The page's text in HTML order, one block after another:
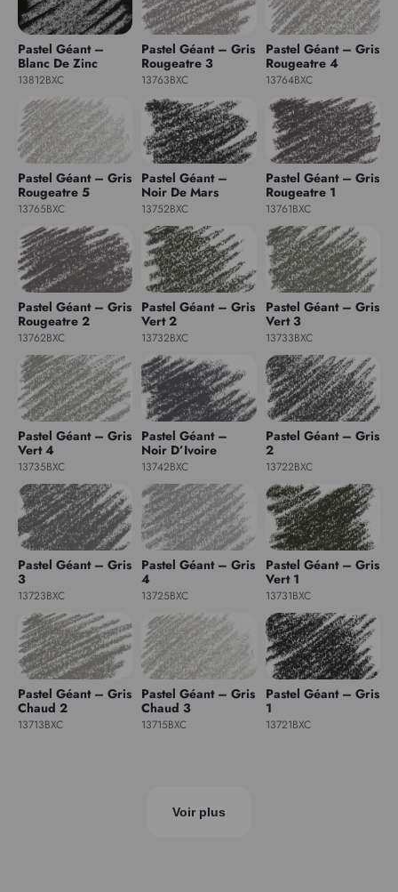
Pastel Géant –
Blanc De Zinc
13812BXC
Pastel Géant – Gris
Rougeatre 3
13763BXC
Pastel Géant – Gris
Rougeatre 4
13764BXC
Pastel Géant – Gris
Rougeatre 5
13765BXC
Pastel Géant –
Noir De Mars
13752BXC
Pastel Géant – Gris
Rougeatre 1
13761BXC
Pastel Géant – Gris
Rougeatre 2
13762BXC
Pastel Géant – Gris
Vert 2
13732BXC
Pastel Géant – Gris
Vert 3
13733BXC
Pastel Géant – Gris
Vert 4
13735BXC
Pastel Géant –
Noir D’Ivoire
13742BXC
Pastel Géant – Gris
2
13722BXC
Pastel Géant – Gris
3
13723BXC
Pastel Géant – Gris
4
13725BXC
Pastel Géant – Gris
Vert 1
13731BXC
Pastel Géant – Gris
Chaud 2
13713BXC
Pastel Géant – Gris
Chaud 3
13715BXC
Pastel Géant – Gris
1
13721BXC
Voir plus